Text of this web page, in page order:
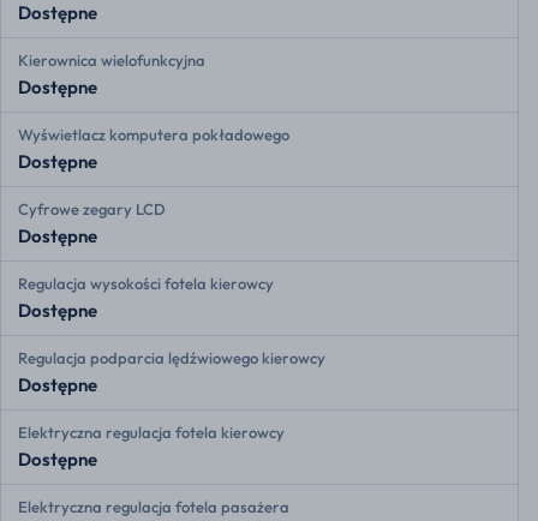
Dostępne
Kierownica wielofunkcyjna
Dostępne
Wyświetlacz komputera pokładowego
Dostępne
Cyfrowe zegary LCD
Dostępne
Regulacja wysokości fotela kierowcy
Dostępne
Regulacja podparcia lędźwiowego kierowcy
Dostępne
Elektryczna regulacja fotela kierowcy
Dostępne
Elektryczna regulacja fotela pasażera